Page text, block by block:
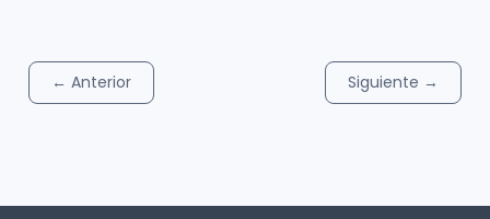
← Anterior Siguiente →